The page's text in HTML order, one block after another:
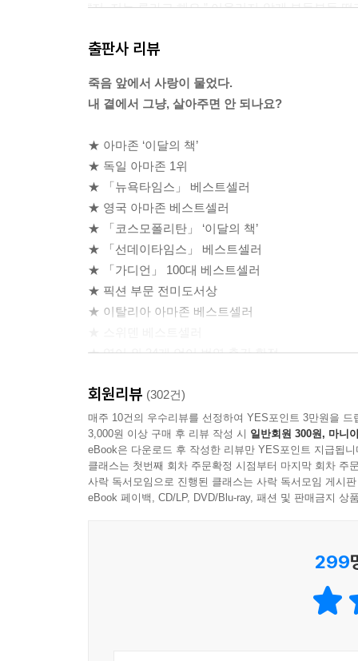
“저, 저는 루라고 해요.” 어울리지 않게 부들부들
그러자 놀랍게도 그의 얼굴이 밝아지더니 머리도
“당신만큼 지독한 속물은 처음 봤어요, 클라크.”
“혼자서 ‘난 그런 사람이 아니다’라고 정해놓고 온
“하지만 진짜 아닌 걸요.”
“어떻게 알아요? 아무것도 안 해보고, 아무 데도
이 남자가 어떻게 나 같은 사람 기분을 조금이라
었다.
“해봐요. 마음을 열어요.”
“싫어요.”
“왜?”
“불편할 테니까. 왠지…… 왠지…… 사람들이 다 알
우리는 서로를 쳐다보았다.
“클라크, 요즘 나는 어디를 가든, 사람들이 다 못 올
음악이 시작되자 우리는 아무 말도 없이 앉아 있
들리는 것처럼 별채로 스며들어왔다. “장애인 출
나는 CD 커버를 물끄러미 바라보았다. “같이 가주
“하지만 혼자서는 가지 않겠다.”
“빌어먹을, 당신은 진짜 사람 귀찮게 만드는 데 뭐
출판사 리뷰
죽음 앞에서 사랑이 물었다.
내 곁에서 그냥, 살아주면 안 되나요?
★ 아마존 ‘이달의 책’
★ 독일 아마존 1위
★ 「뉴욕타임스」 베스트셀러
★ 영국 아마존 베스트셀러
★ 「코스모폴리탄」 ‘이달의 책’
★ 「선데이타임스」 베스트셀러
★ 「가디언」 100대 베스트셀러
★ 픽션 부문 전미도서상
★ 이탈리아 아마존 베스트셀러
★ 영어 외 34개 언어 번역 출간 확정
오만하리만큼 잘났지만 불의의 사고로 사지마비
괴팍하리만큼 독특한 패션 감각을 지닌 엉뚱하고
맞닿을 것 하나 없이 다른 둘, 그들은 어떻게 만나
루이자 클라크, 재수 없는 남자를 만나다
하루하루 백수로서의 삶에 몸서리친다. 그런 그녀
간병인으로서의 소양 따위는 요만큼도 찾아보
회원리뷰 (302건)
매주 10건의 우수리뷰를 선정하여 YES포인트 3만원을 드
3,000원 이상 구매 후 리뷰 작성 시 일반회원 300원, 마니
eBook은 다운로드 후 작성한 리뷰만 YES포인트 지급됩니
클래스는 첫번째 회차 주문확정 시점부터 마지막 회차 주
사락 독서모임으로 진행된 클래스는 사락 독서모임 게시
eBook 페이백, CD/LP, DVD/Blu-ray, 패션 및 판매금지 상
299